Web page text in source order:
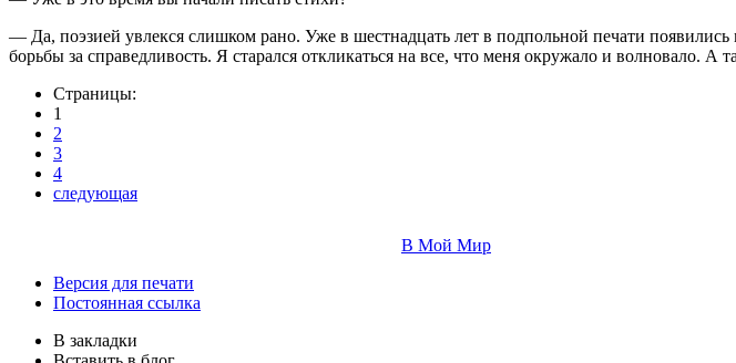
— Да, поэзией увлекся слишком рано. Уже в шестнадцать лет в подпольной печати
борьбы за справедливость. Я старался откликаться на все, что меня окружало и волновало.
Страницы:
1
2
3
4
следующая
В Мой Мир
Версия для печати
Постоянная ссылка
В закладки